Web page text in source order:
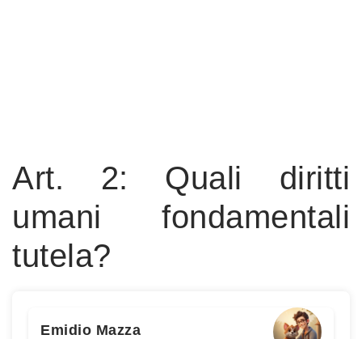
Art. 2: Quali diritti
umani fondamentali
tutela?
Emidio Mazza